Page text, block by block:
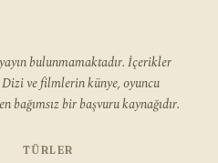
bulunmamaktadır. İçerikler
ve filmlerin künye, oyuncu
bir başvuru kaynağıdır.
TÜRLER